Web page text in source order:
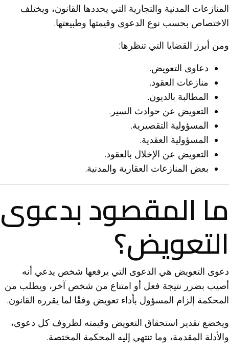
المنازعات المدنية والتجارية التي يحددها القانون، ويختلف
الاختصاص بحسب نوع الدعوى وقيمتها وطبيعتها.
ومن أبرز القضايا التي تنظرها:
دعاوى التعويض.
منازعات العقود.
المطالبة بالديون.
التعويض عن حوادث السير.
المسؤولية التقصيرية.
المسؤولية العقدية.
التعويض عن الإخلال بالعقود.
بعض المنازعات العقارية والمدنية.
ما المقصود بدعوى
التعويض؟
دعوى التعويض هي الدعوى التي يرفعها شخص يدعي أنه
أصيب بضرر نتيجة فعل أو امتناع من شخص آخر، ويطلب من
المحكمة إلزام المسؤول بأداء تعويض وفقًا لما يقرره القانون.
ويخضع تقدير استحقاق التعويض وقيمته لظروف كل دعوى،
والأدلة المقدمة، وما تنتهي إليه المحكمة المختصة.